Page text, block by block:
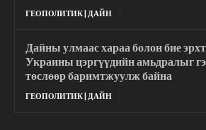
ГЕОПОЛИТИК | ДАЙН
Дайны улмаас хараа болон бие
Украины цэргүүдийн амьдралыг
төслөөр баримтжуулж байна
ГЕОПОЛИТИК | ДАЙН